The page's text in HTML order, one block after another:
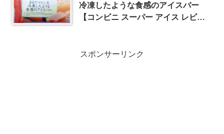
冷凍したような食感のアイスバー
【コンビニ スーパー アイス レビュ
スポンサーリンク